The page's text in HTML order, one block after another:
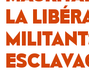
LA